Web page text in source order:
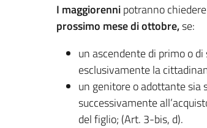
I maggiorennipotranno
prossimo mese di ottobre,se:
un ascendente di primo o
esclusivamente la
un genitore o adottante sia
successivamente
del figlio; (Art. 3-bis, d).